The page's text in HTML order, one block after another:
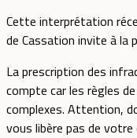
Cette interprétation
de Cassation invite à la
La prescription des
compte car les règles
complexes. Attention,
vous libère pas de